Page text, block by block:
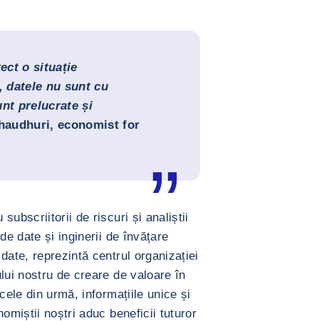
o situație
datele nu sunt cu
prelucrate și
economist for
subscriitorii de riscuri și analiștii
date și inginerii de învățare
reprezintă centrul organizației
nostru de creare de valoare în
din urmă, informațiile unice și
noștri aduc beneficii tuturor